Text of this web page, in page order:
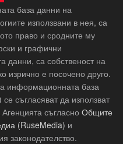
база данни на
използвани в нея, са
право и сродните му
и графични
данни, са собственост на
изрично е посочено друго.
база
съгласяват да използват
съгласно Общите
(RuseMedia) и
законодателство.